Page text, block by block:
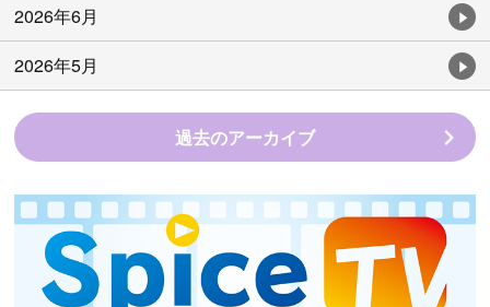
2026年6月
2026年5月
過去のアーカイブ